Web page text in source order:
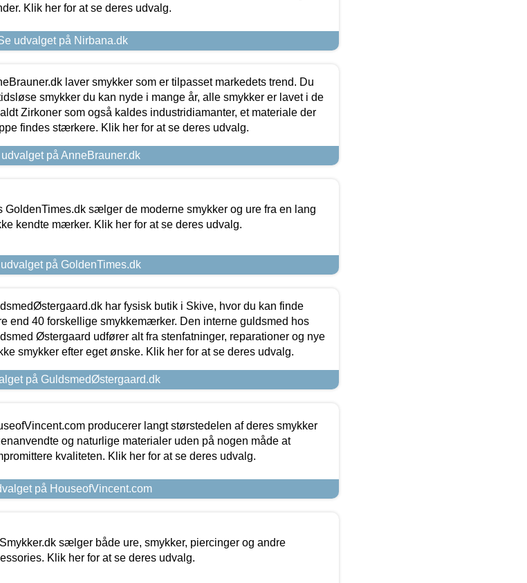
Klik her for at se deres udvalg.
udvalget på Nirbana.dk
laver smykker som er tilpasset markedets trend. Du
smykker du kan nyde i mange år, alle smykker er lavet i de
Zirkoner som også kaldes industridiamanter, et materiale der
findes stærkere. Klik her for at se deres udvalg.
på AnneBrauner.dk
GoldenTimes.dk sælger de moderne smykker og ure fra en lang
kendte mærker. Klik her for at se deres udvalg.
på GoldenTimes.dk
har fysisk butik i Skive, hvor du kan finde
end 40 forskellige smykkemærker. Den interne guldsmed hos
Østergaard udfører alt fra stenfatninger, reparationer og nye
smykker efter eget ønske. Klik her for at se deres udvalg.
på GuldsmedØstergaard.dk
producerer langt størstedelen af deres smykker
og naturlige materialer uden på nogen måde at
kvaliteten. Klik her for at se deres udvalg.
på HouseofVincent.com
sælger både ure, smykker, piercinger og andre
Klik her for at se deres udvalg.